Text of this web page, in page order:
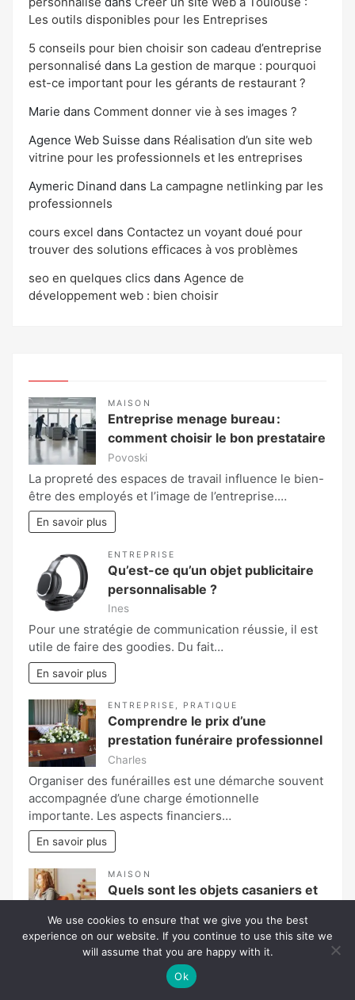
Les outils disponibles pour les Entreprises
5 conseils pour bien choisir son cadeau d’entreprise
personnalisé dans La gestion de marque : pourquoi
est-ce important pour les gérants de restaurant ?
Marie dans Comment donner vie à ses images ?
Agence Web Suisse dans Réalisation d’un site web
vitrine pour les professionnels et les entreprises
Aymeric Dinand dans La campagne netlinking par les
professionnels
cours excel dans Contactez un voyant doué pour
trouver des solutions efficaces à vos problèmes
seo en quelques clics dans Agence de
développement web : bien choisir
MAISON
Entreprise menage bureau :
comment choisir le bon prestataire
Povoski
La propreté des espaces de travail influence le bien-
être des employés et l’image de l’entreprise.…
En savoir plus
ENTREPRISE
Qu’est-ce qu’un objet publicitaire
personnalisable ?
Ines
Pour une stratégie de communication réussie, il est
utile de faire des goodies. Du fait…
En savoir plus
ENTREPRISE , PRATIQUE
Comprendre le prix d’une
prestation funéraire professionnel
Charles
Organiser des funérailles est une démarche souvent
accompagnée d’une charge émotionnelle
importante. Les aspects financiers…
En savoir plus
MAISON
Quels sont les objets casaniers et
chez soi?
Amine
La maison ou votre habitation est le lieu de
relaxation ou de tranquillité par prédilection.…
We use cookies to ensure that we give you the best
experience on our website. If you continue to use this site we
will assume that you are happy with it.
Ok